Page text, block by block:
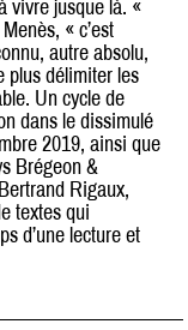
vivre jusque là. «
« c’est
autre absolu,
plus délimiter les
Un cycle de
dans le dissimulé
2019, ainsi que
Brégeon &
Rigaux,
textes qui
d’une lecture et